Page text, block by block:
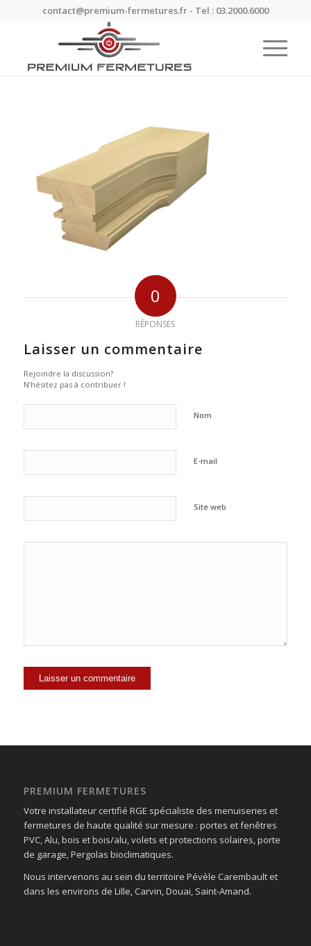
contact@premium-fermetures.fr - Tel : 03.2000.6000
0
RÉPONSES
Laisser un commentaire
Rejoindre la discussion?
N’hésitez pas à contribuer !
Nom
E-mail
Site web
PREMIUM FERMETURES
Votre installateur certifié RGE spécialiste des menuiseries et
fermetures de haute qualité sur mesure : portes et fenêtres
PVC, Alu, bois et bois/alu, volets et protections solaires, porte
de garage, Pergolas bioclimatiques.
Nous intervenons au sein du territoire Pévèle Carembault et
dans les environs de Lille, Carvin, Douai, Saint-Amand.